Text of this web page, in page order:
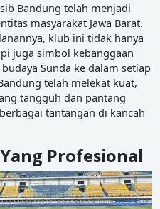
Bandung telah menjadi
masyarakat Jawa Barat.
klub ini tidak hanya
juga simbol kebanggaan
Sunda ke dalam setiap
telah melekat kuat,
tangguh dan pantang
tantangan di kancah
Profesional